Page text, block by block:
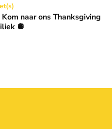
Thanksgiving gala in de
naar ons Thanksgiving
🪩